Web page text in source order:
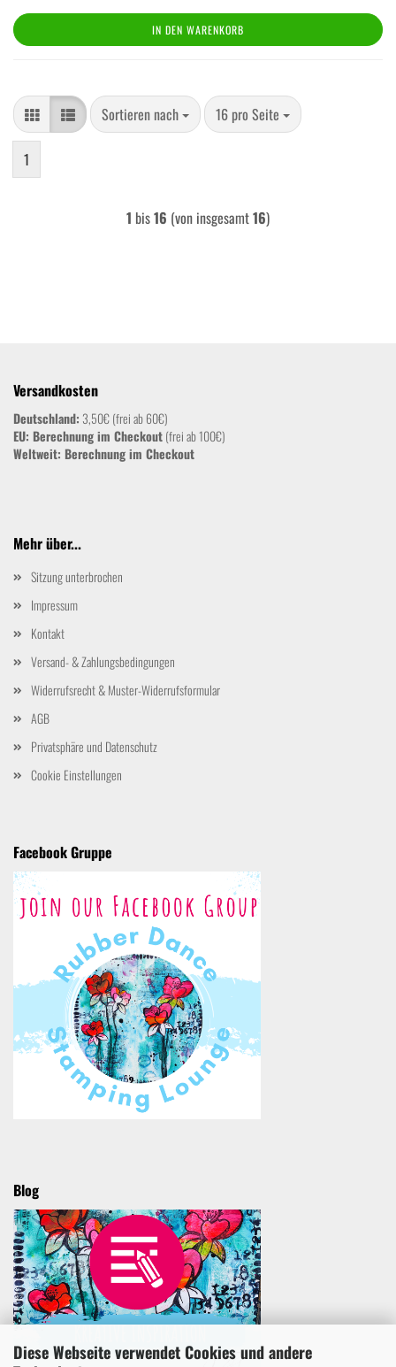
Diese Webseite verwendet Cookies und andere
IN DEN WARENKORB
Sortieren nach
Sortieren nach 16 pro Seite
pro Seite
1
1 bis16 (von insgesamt16)
Versandkosten
Deutschland: 3,50€ (frei ab 60€)
EU: Berechnung im Checkout(frei ab 100€)
Weltweit: Berechnung im Checkout
Mehr über...
Sitzung unterbrochen
Impressum
Kontakt
Versand- & Zahlungsbedingungen
Widerrufsrecht & Muster-Widerrufsformular
AGB
Privatsphäre und Datenschutz
Cookie Einstellungen
Facebook Gruppe
Blog